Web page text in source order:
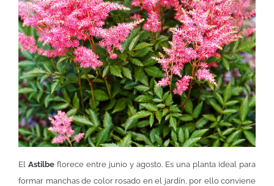
El Astilbe florece entre junio y agosto. Es una planta ideal para
formar manchas de color rosado en el jardín, por ello conviene